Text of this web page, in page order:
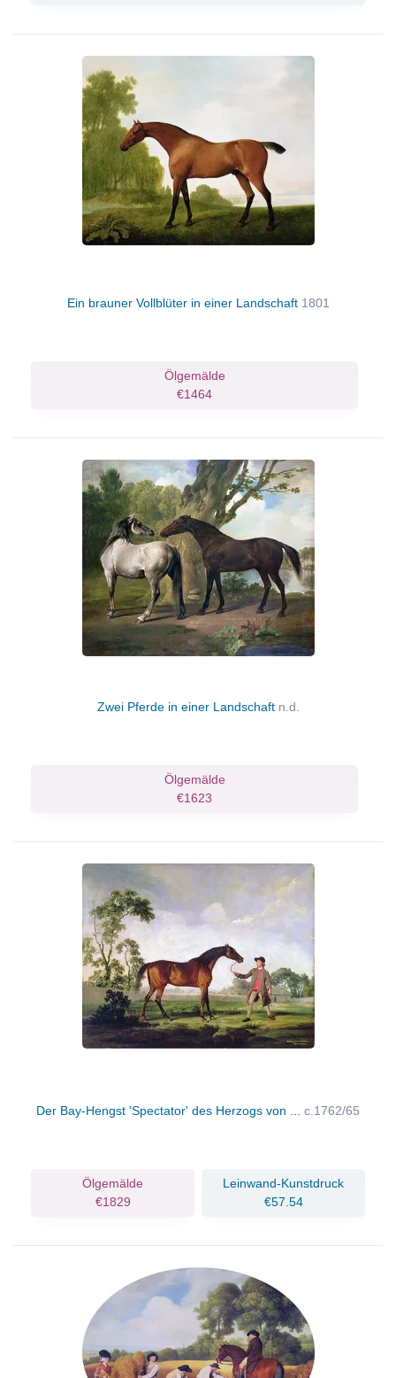
Ein brauner Vollblüter in einer Landschaft 1801
Ölgemälde
€1464
Zwei Pferde in einer Landschaft n.d.
Ölgemälde
€1623
Der Bay-Hengst 'Spectator' des Herzogs von ... c.1762/65
Ölgemälde
€1829
Leinwand-Kunstdruck
€57.54